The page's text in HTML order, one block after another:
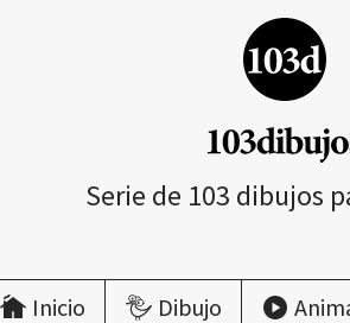
Serie de 103 dibujos
Inicio Dibujo